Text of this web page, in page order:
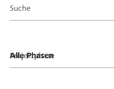
Suche
Projektphase